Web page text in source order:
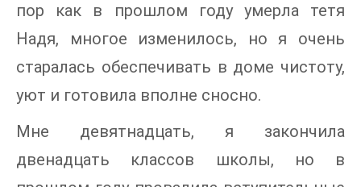
пор как в прошлом году умерла тетя
Надя, многое изменилось, но я очень
старалась обеспечивать в доме чистоту,
уют и готовила вполне сносно.
Мне девятнадцать, я закончила
двенадцать классов школы, но в